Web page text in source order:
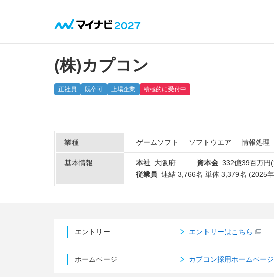
(株)カプコン
正社員 既卒可 上場企業 積極的に受付中
業種 ゲームソフト ソフトウエア 情報処理
基本情報 本社 大阪府 資本金 332億39百万円
従業員 連結 3,766名 単体 3,379名 (2025
エントリー エントリーはこちら
ホームページ カプコン採用ホームペー